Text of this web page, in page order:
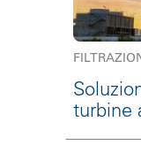
turbine